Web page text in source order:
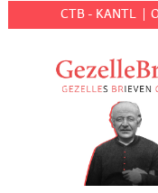
CTB - KANTL